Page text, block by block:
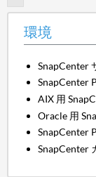
環境
SnapCenter
SnapCenter
AIX 用
Oracle 用
SnapCenter
SnapCenter